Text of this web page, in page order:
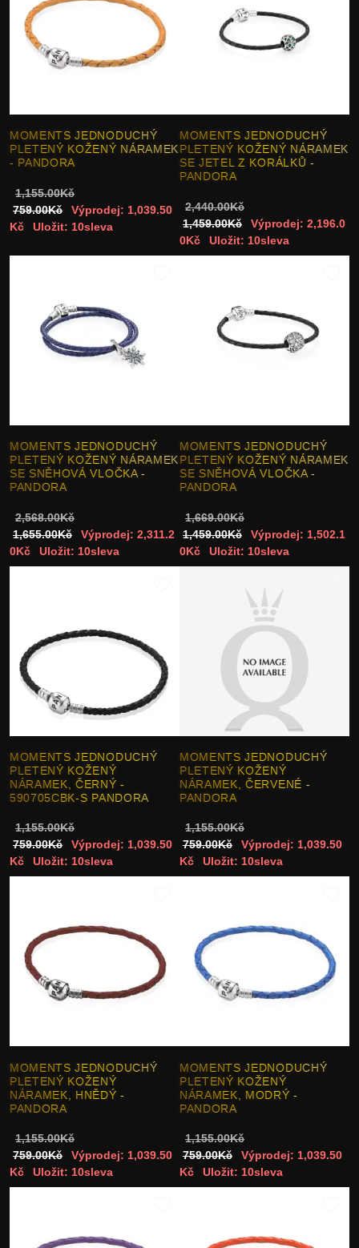
MOMENTS JEDNODUCHÝ
PLETENÝ KOŽENÝ NÁRAMEK
- PANDORA
1,155.00Kč
759.00Kč
Výprodej: 1,039.50
Kč
Uložit: 10sleva
MOMENTS JEDNODUCHÝ
PLETENÝ KOŽENÝ NÁRAMEK
SE JETEL Z KORÁLKŮ -
PANDORA
2,440.00Kč
1,459.00Kč
Výprodej: 2,196.0
0Kč
Uložit: 10sleva
MOMENTS JEDNODUCHÝ
PLETENÝ KOŽENÝ NÁRAMEK
SE SNĚHOVÁ VLOČKA -
PANDORA
2,568.00Kč
1,655.00Kč
Výprodej: 2,311.2
0Kč
Uložit: 10sleva
MOMENTS JEDNODUCHÝ
PLETENÝ KOŽENÝ NÁRAMEK
SE SNĚHOVÁ VLOČKA -
PANDORA
1,669.00Kč
1,459.00Kč
Výprodej: 1,502.1
0Kč
Uložit: 10sleva
MOMENTS JEDNODUCHÝ
PLETENÝ KOŽENÝ
NÁRAMEK, ČERNÝ -
590705CBK-S PANDORA
1,155.00Kč
759.00Kč
Výprodej: 1,039.50
Kč
Uložit: 10sleva
MOMENTS JEDNODUCHÝ
PLETENÝ KOŽENÝ
NÁRAMEK, ČERVENÉ -
PANDORA
1,155.00Kč
759.00Kč
Výprodej: 1,039.50
Kč
Uložit: 10sleva
MOMENTS JEDNODUCHÝ
PLETENÝ KOŽENÝ
NÁRAMEK, HNĚDÝ -
PANDORA
1,155.00Kč
759.00Kč
Výprodej: 1,039.50
Kč
Uložit: 10sleva
MOMENTS JEDNODUCHÝ
PLETENÝ KOŽENÝ
NÁRAMEK, MODRÝ -
PANDORA
1,155.00Kč
759.00Kč
Výprodej: 1,039.50
Kč
Uložit: 10sleva